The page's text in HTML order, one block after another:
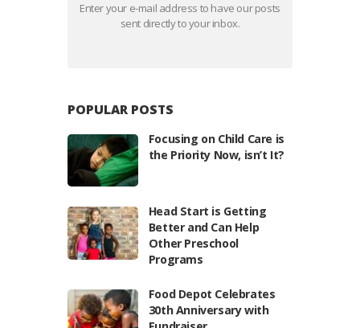
Enter your e-mail address to have our posts
sent directly to your inbox.
POPULAR POSTS
Focusing on Child Care is
the Priority Now, isn’t It?
Head Start is Getting
Better and Can Help
Other Preschool
Programs
Food Depot Celebrates
30th Anniversary with